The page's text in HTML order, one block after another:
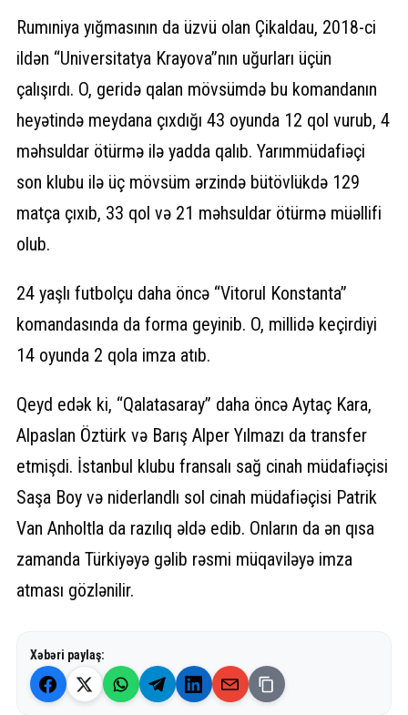
Rumıniya yığmasının da üzvü olan Çikaldau, 2018-ci
ildən “Universitatya Krayova”nın uğurları üçün
çalışırdı. O, geridə qalan mövsümdə bu komandanın
heyətində meydana çıxdığı 43 oyunda 12 qol vurub, 4
məhsuldar ötürmə ilə yadda qalıb. Yarımmüdafiəçi
son klubu ilə üç mövsüm ərzində bütövlükdə 129
matça çıxıb, 33 qol və 21 məhsuldar ötürmə müəllifi
olub.
24 yaşlı futbolçu daha öncə “Vitorul Konstanta”
komandasında da forma geyinib. O, millidə keçirdiyi
14 oyunda 2 qola imza atıb.
Qeyd edək ki, “Qalatasaray” daha öncə Aytaç Kara,
Alpaslan Öztürk və Barış Alper Yılmazı da transfer
etmişdi. İstanbul klubu fransalı sağ cinah müdafiəçisi
Saşa Boy və niderlandlı sol cinah müdafiəçisi Patrik
Van Anholtla da razılıq əldə edib. Onların da ən qısa
zamanda Türkiyəyə gəlib rəsmi müqaviləyə imza
atması gözlənilir.
Xəbəri paylaş: